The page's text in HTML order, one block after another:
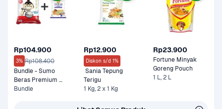
Rp104.900
3% Rp108.400
Bundle - Sumo
Beras Premium
Merah 5 kg & Tulip
Bundle
Rp12.900
Diskon s/d 1%
Sania Tepung
Terigu
1 Kg, 2 x 1 Kg
Rp23.900
Fortune Minyak
1 L, 2 L